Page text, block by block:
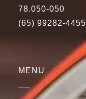
78.050-050
(65) 99282-4455
MENU